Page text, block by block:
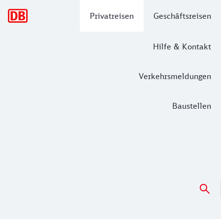
Privatreisen Geschäftsreisen
Hilfe & Kontakt
Verkehrsmeldungen
Baustellen